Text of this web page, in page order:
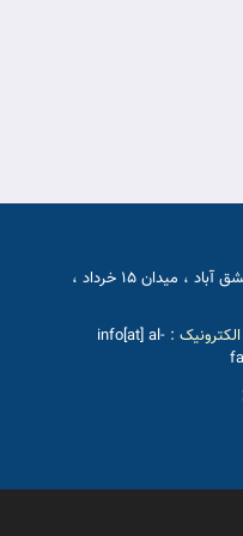
استان خراسان جنوبی ، شهرستان عشق آباد - عشق آباد ، میدان 15 خرداد ،
:
info[at] al-